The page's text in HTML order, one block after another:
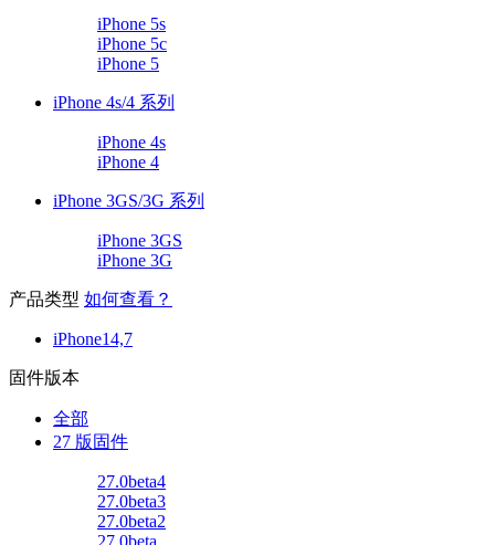
iPhone 5s
iPhone 5c
iPhone 5
iPhone 4s/4 系列
iPhone 4s
iPhone 4
iPhone 3GS/3G 系列
iPhone 3GS
iPhone 3G
产品类型 如何查看？
iPhone14,7
固件版本
全部
27 版固件
27.0beta4
27.0beta3
27.0beta2
27.0beta